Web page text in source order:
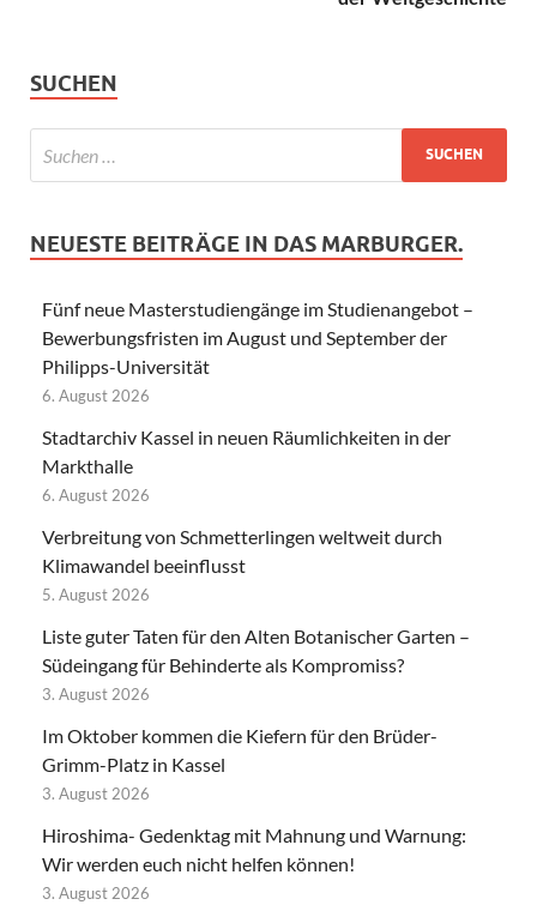
SUCHEN
NEUESTE BEITRÄGE IN DAS MARBURGER.
Fünf neue Masterstudiengänge im Studienangebot –
Bewerbungsfristen im August und September der
Philipps-Universität
6. August 2026
Stadtarchiv Kassel in neuen Räumlichkeiten in der
Markthalle
6. August 2026
Verbreitung von Schmetterlingen weltweit durch
Klimawandel beeinflusst
5. August 2026
Liste guter Taten für den Alten Botanischer Garten –
Südeingang für Behinderte als Kompromiss?
3. August 2026
Im Oktober kommen die Kiefern für den Brüder-
Grimm-Platz in Kassel
3. August 2026
Hiroshima- Gedenktag mit Mahnung und Warnung:
Wir werden euch nicht helfen können!
3. August 2026